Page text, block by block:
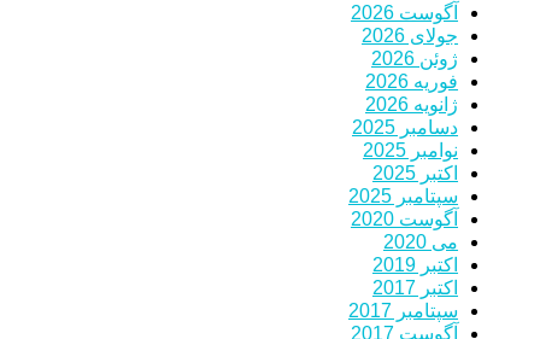
آگوست 2026
جولای 2026
ژوئن 2026
فوریه 2026
ژانویه 2026
دسامبر 2025
نوامبر 2025
اکتبر 2025
سپتامبر 2025
آگوست 2020
می 2020
اکتبر 2019
اکتبر 2017
سپتامبر 2017
آگوست 2017